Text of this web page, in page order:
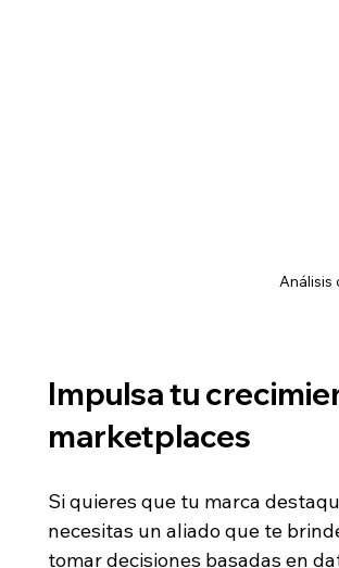
Análisis
Impulsa tu
marketplaces
Si quieres que tu marca
necesitas un aliado que te
tomar decisiones basadas en